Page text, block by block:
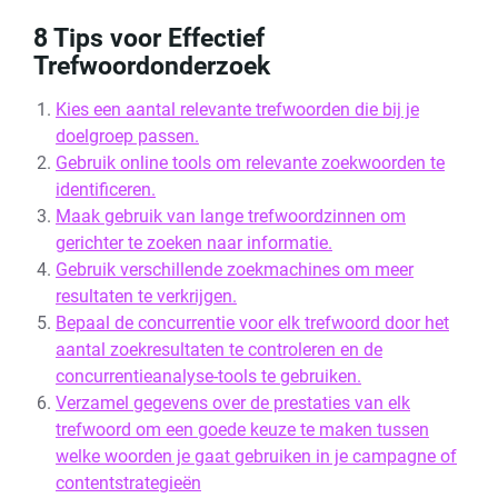
8 Tips voor Effectief
Trefwoordonderzoek
Kies een aantal relevante trefwoorden die bij je
doelgroep passen.
Gebruik online tools om relevante zoekwoorden te
identificeren.
Maak gebruik van lange trefwoordzinnen om
gerichter te zoeken naar informatie.
Gebruik verschillende zoekmachines om meer
resultaten te verkrijgen.
Bepaal de concurrentie voor elk trefwoord door het
aantal zoekresultaten te controleren en de
concurrentieanalyse-tools te gebruiken.
Verzamel gegevens over de prestaties van elk
trefwoord om een goede keuze te maken tussen
welke woorden je gaat gebruiken in je campagne of
contentstrategieën